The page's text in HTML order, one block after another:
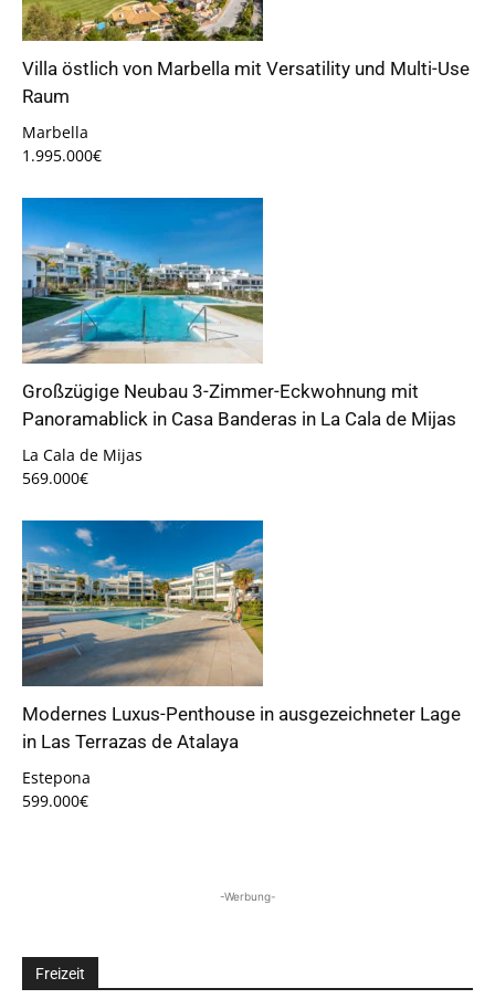
Villa östlich von Marbella mit Versatility und Multi-Use
Raum
Marbella
1.995.000€
Großzügige Neubau 3-Zimmer-Eckwohnung mit
Panoramablick in Casa Banderas in La Cala de Mijas
La Cala de Mijas
569.000€
Modernes Luxus-Penthouse in ausgezeichneter Lage
in Las Terrazas de Atalaya
Estepona
599.000€
-Werbung-
Freizeit